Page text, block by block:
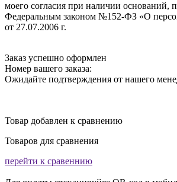
моего согласия при наличии оснований,
Федеральным законом №152-ФЗ «О
от 27.07.2006 г.
Заказ успешно оформлен
Номер вашего заказа:
Ожидайте подтверждения от нашего
Товар добавлен к сравнению
Товаров для сравнения
перейти к сравеннию